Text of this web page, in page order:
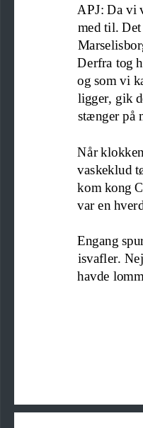
APJ: Da vi
med til.
Derfra tog
og som vi
ligger, gik
stænger på
Når
vaskeklud
kom kong
var en
Engang
isvafler. Nej
havde